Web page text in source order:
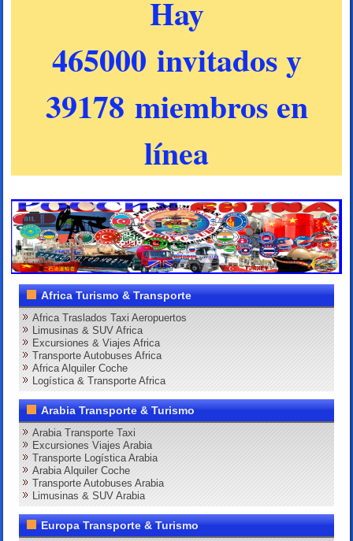
Hay
465000 invitados y
39178 miembros en
línea
Africa Turismo & Transporte
Africa Traslados Taxi Aeropuertos
Limusinas & SUV Africa
Excursiones & Viajes Africa
Transporte Autobuses Africa
Africa Alquiler Coche
Logística & Transporte Africa
Arabia Transporte & Turismo
Arabia Transporte Taxi
Excursiones Viajes Arabia
Transporte Logística Arabia
Arabia Alquiler Coche
Transporte Autobuses Arabia
Limusinas & SUV Arabia
Europa Transporte & Turismo